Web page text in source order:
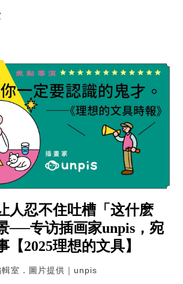
人忍不住吐槽「这什麽
──专访插画家unpis，宛
【2025理想的文具】
輯室．圖片提供｜unpis